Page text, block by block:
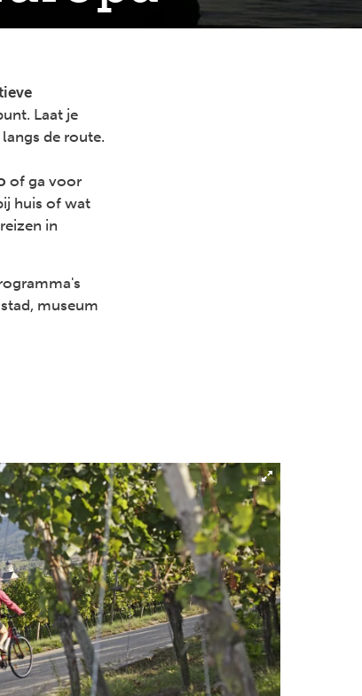
Laat je
de route.
of ga voor
huis of wat
in
museum